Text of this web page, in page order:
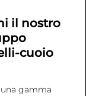
il nostro
cuoio
gamma